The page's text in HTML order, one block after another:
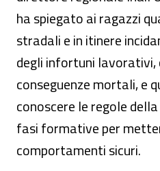
ha spiegato ai ragazzi
stradali e in itinere
degli infortuni lavorativi,
conseguenze mortali, e
conoscere le regole
fasi formative per
comportamenti sicuri.